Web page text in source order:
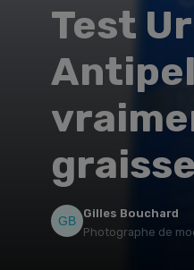
Test
Gilles Bouchard
Photographe de